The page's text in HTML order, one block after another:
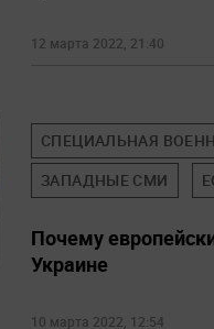
12 марта 2022, 21:40
СПЕЦИАЛЬНАЯ
ЗАПАДНЫЕ СМИ
Почему
Украине
10 марта 2022, 12:54